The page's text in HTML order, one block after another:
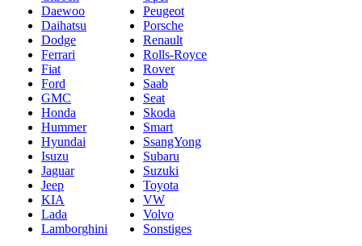
Daewoo
Daihatsu
Dodge
Ferrari
Fiat
Ford
GMC
Honda
Hummer
Hyundai
Isuzu
Jaguar
Jeep
KIA
Lada
Lamborghini
Peugeot
Porsche
Renault
Rolls-Royce
Rover
Saab
Seat
Skoda
Smart
SsangYong
Subaru
Suzuki
Toyota
VW
Volvo
Sonstiges